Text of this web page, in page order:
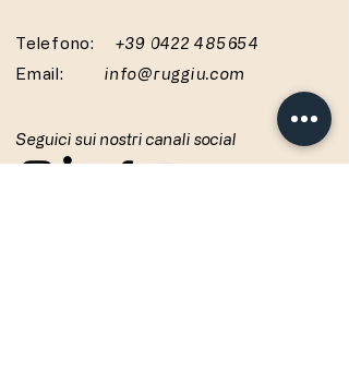
Telefono:
+39 0422 485654
Email: info@ruggiu.com
Seguici sui nostri canali social